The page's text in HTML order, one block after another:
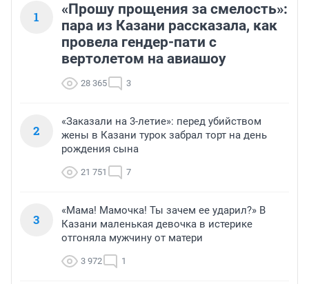
1
«Прошу прощения за смелость»:
пара из Казани рассказала, как
провела гендер-пати с
вертолетом на авиашоу
28 365 3
2
«Заказали на 3-летие»: перед убийством
жены в Казани турок забрал торт на день
рождения сына
21 751 7
3
«Мама! Мамочка! Ты зачем ее ударил?» В
Казани маленькая девочка в истерике
отгоняла мужчину от матери
3 972 1